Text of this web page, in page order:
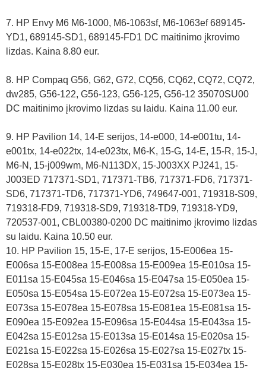
7. HP Envy M6 M6-1000, M6-1063sf, M6-1063ef 689145-
YD1, 689145-SD1, 689145-FD1 DC maitinimo įkrovimo
lizdas. Kaina 8.80 eur.
8. HP Compaq G56, G62, G72, CQ56, CQ62, CQ72, CQ72,
dw285, G56-122, G56-123, G56-125, G56-12 35070SU00
DC maitinimo įkrovimo lizdas su laidu. Kaina 11.00 eur.
9. HP Pavilion 14, 14-E serijos, 14-e000, 14-e001tu, 14-
e001tx, 14-e022tx, 14-e023tx, M6-K, 15-G, 14-E, 15-R, 15-J,
M6-N, 15-j009wm, M6-N113DX, 15-J003XX PJ241, 15-
J003ED 717371-SD1, 717371-TB6, 717371-FD6, 717371-
SD6, 717371-TD6, 717371-YD6, 749647-001, 719318-S09,
719318-FD9, 719318-SD9, 719318-TD9, 719318-YD9,
720537-001, CBL00380-0200 DC maitinimo įkrovimo lizdas
su laidu. Kaina 10.50 eur.
10. HP Pavilion 15, 15-E, 17-E serijos, 15-E006ea 15-
E006sa 15-E008ea 15-E008sa 15-E009ea 15-E010sa 15-
E011sa 15-E045sa 15-E046sa 15-E047sa 15-E050ea 15-
E050sa 15-E054sa 15-E072ea 15-E072sa 15-E073ea 15-
E073sa 15-E078ea 15-E078sa 15-E081ea 15-E081sa 15-
E090ea 15-E092ea 15-E096sa 15-E044sa 15-E043sa 15-
E042sa 15-E012sa 15-E013sa 15-E014sa 15-E020sa 15-
E021sa 15-E022sa 15-E026sa 15-E027sa 15-E027tx 15-
E028sa 15-E028tx 15-E030ea 15-E031sa 15-E034ea 15-